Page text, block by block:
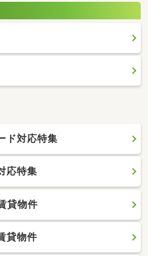
ド対応特集
応特集
貸物件
貸物件